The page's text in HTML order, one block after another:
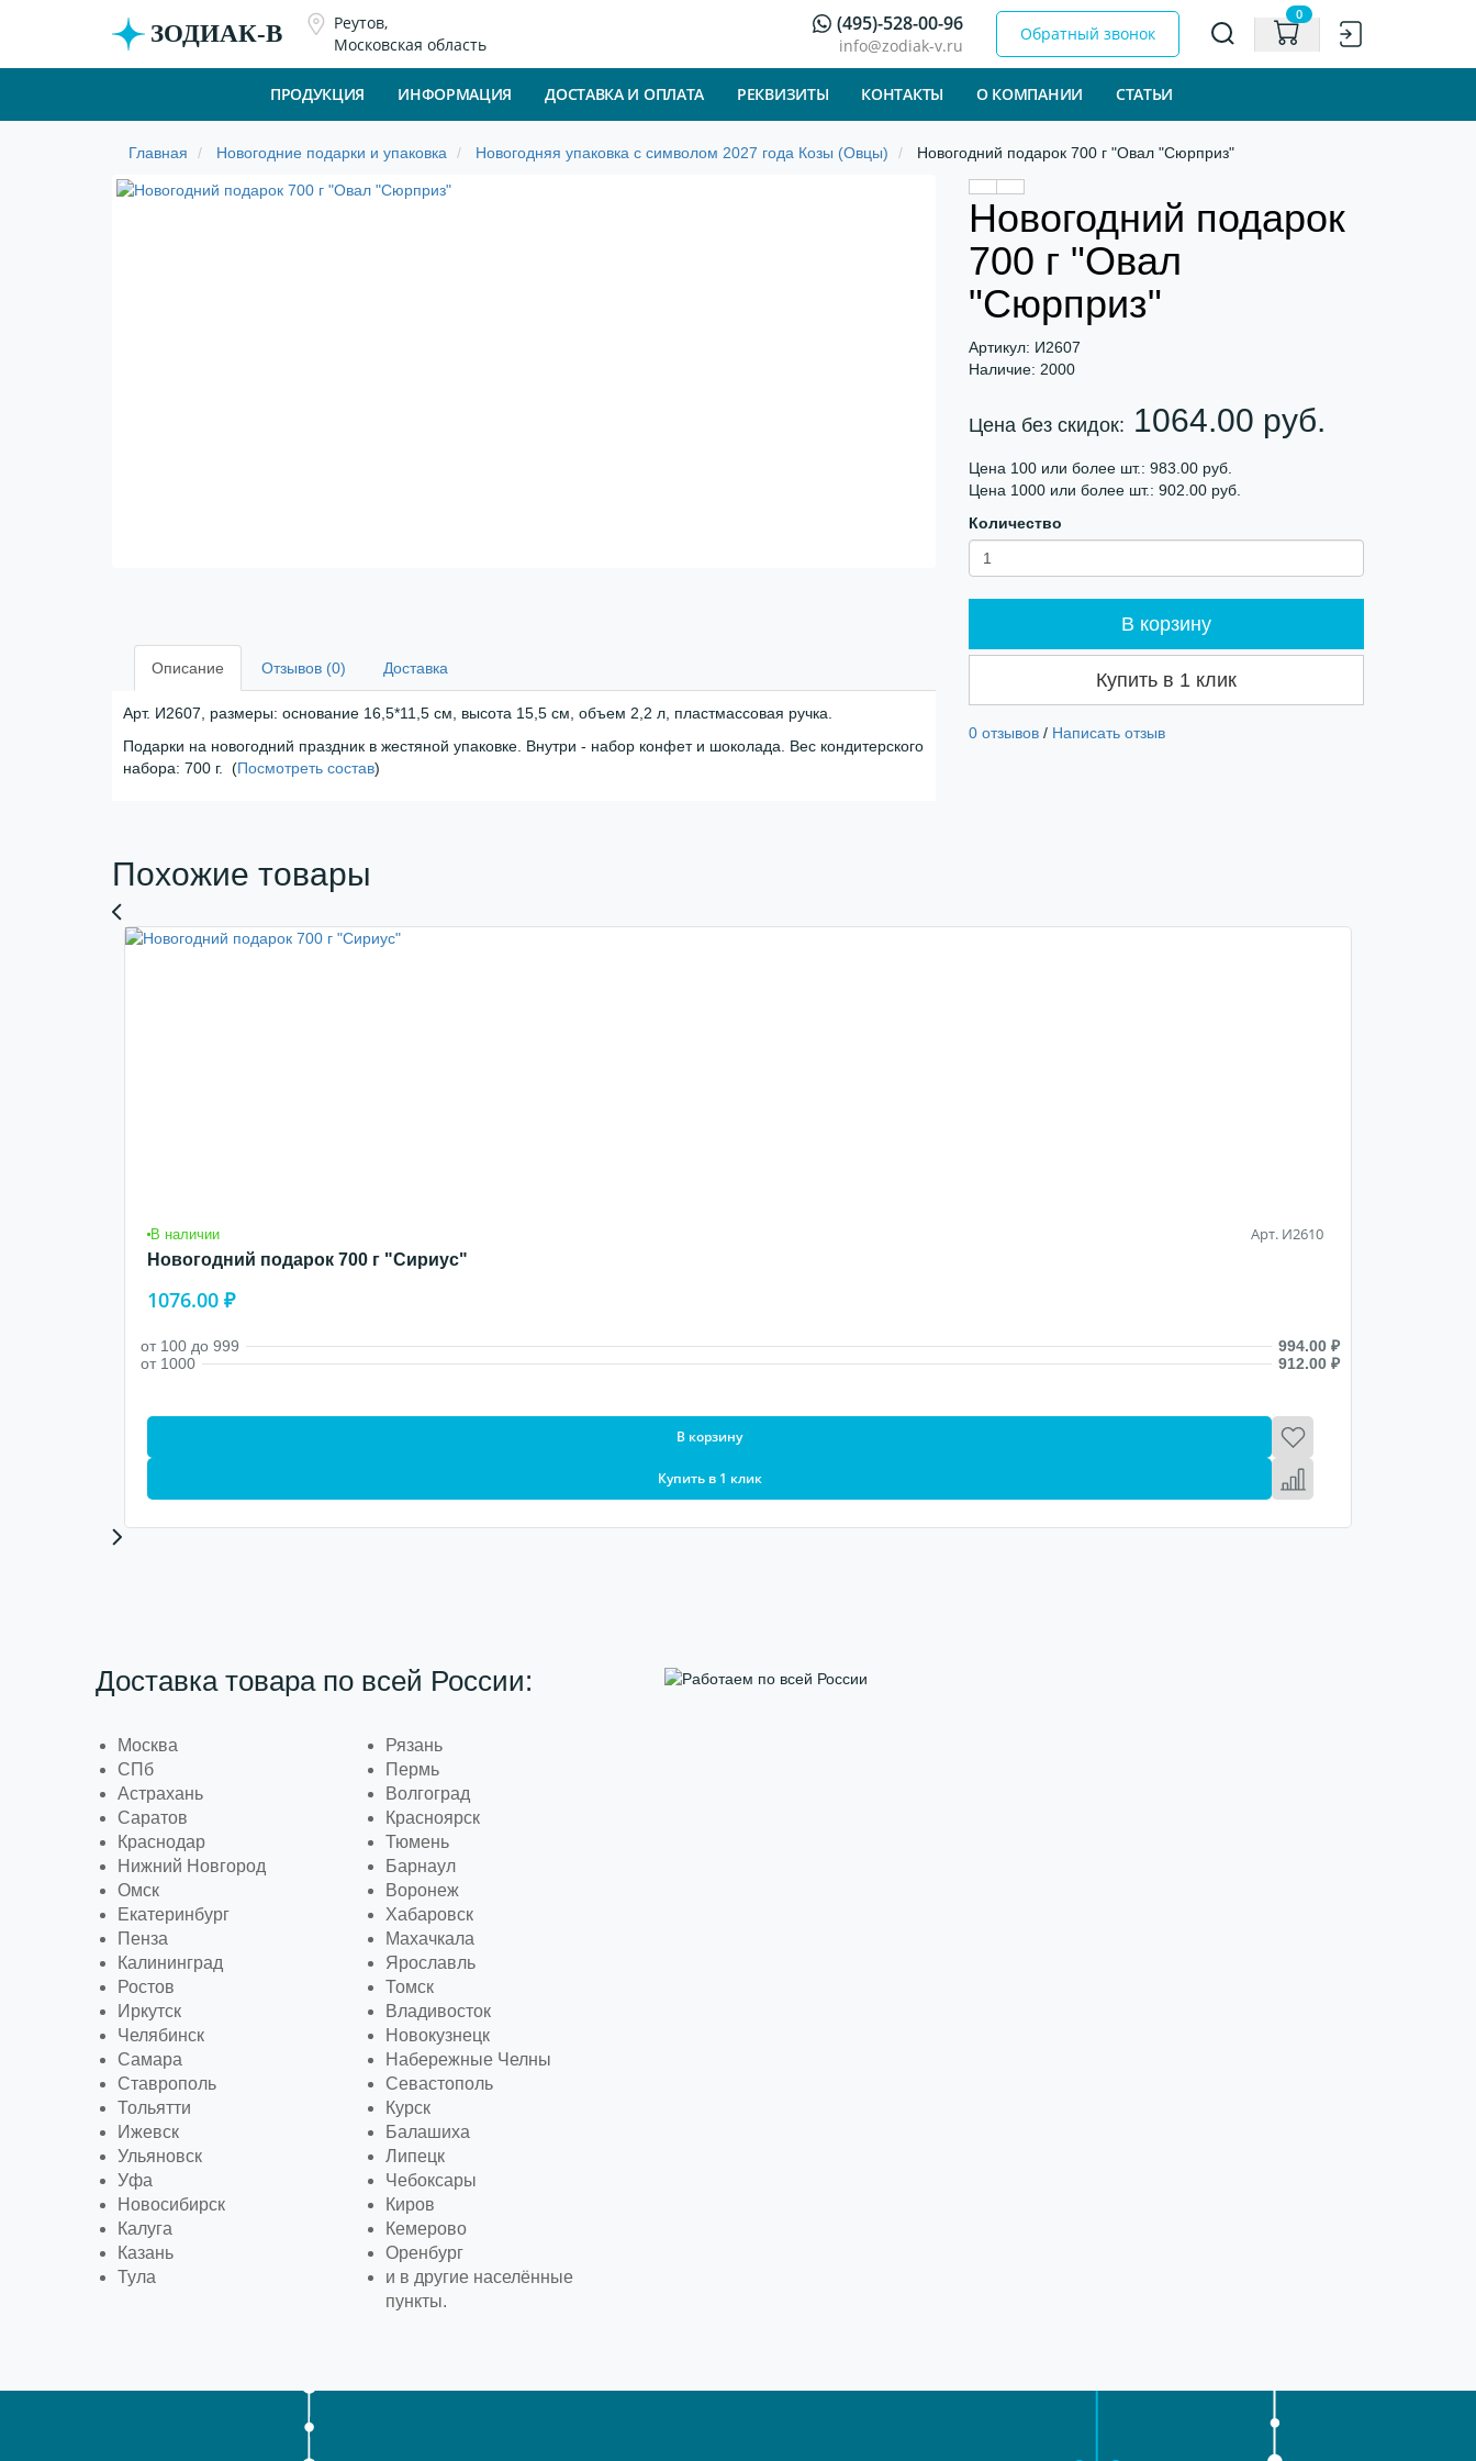
ЗОДИАК-В
Реутов,
Московская область
(495)-528-00-96
info@zodiak-v.ru
Обратный звонок
0
ПРОДУКЦИЯ ИНФОРМАЦИЯ ДОСТАВКА И ОПЛАТА РЕКВИЗИТЫ КОНТАКТЫ О КОМПАНИИ СТАТЬИ
Новогодние подарки и упаковка Новогодняя упаковка с символом 2027 года Козы (Овцы) Новогодний подарок 700 г "Овал "Сюрприз"
Описание Отзывов (0) Доставка
Арт. И2607, размеры: основание 16,5*11,5 см, высота 15,5 см, объем 2,2 л, пластмассовая ручка.
Подарки на новогодний праздник в жестяной упаковке. Внутри - набор конфет и шоколада. Вес кондитерского
набора: 700 г. (Посмотреть состав)
Новогодний подарок
700 г "Овал
"Сюрприз"
Артикул: И2607
Наличие: 2000
Цена без скидок: 1064.00 руб.
Цена 100 или более шт.: 983.00 руб.
Цена 1000 или более шт.: 902.00 руб.
Количество
В корзину
Купить в 1 клик
0 отзывов / Написать отзыв
Похожие товары
В наличии Арт. И2610
Новогодний подарок 700 г "Сириус"
1076.00 ₽
от 100 до 999
994.00 ₽
от 1000
912.00 ₽
В корзину
Купить в 1 клик
Доставка товара по всей России:
Москва
СПб
Астрахань
Саратов
Краснодар
Нижний Новгород
Омск
Екатеринбург
Пенза
Калининград
Ростов
Иркутск
Челябинск
Самара
Ставрополь
Тольятти
Ижевск
Ульяновск
Уфа
Новосибирск
Калуга
Казань
Тула
Рязань
Пермь
Волгоград
Красноярск
Тюмень
Барнаул
Воронеж
Хабаровск
Махачкала
Ярославль
Томск
Владивосток
Новокузнецк
Набережные Челны
Севастополь
Курск
Балашиха
Липецк
Чебоксары
Киров
Кемерово
Оренбург
и в другие населённые
пункты.